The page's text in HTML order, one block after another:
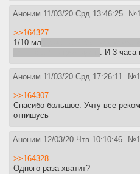
Аноним 11/03/20 Срд 13:46:25 №
>>164327
1/10 мл
. И 3 часа
Аноним 11/03/20 Срд 17:26:11 №
>>164307
Спасибо большое. Учту все
отпишусь
Аноним 12/03/20 Чтв 10:10:46 №
>>164328
Одного раза хватит?